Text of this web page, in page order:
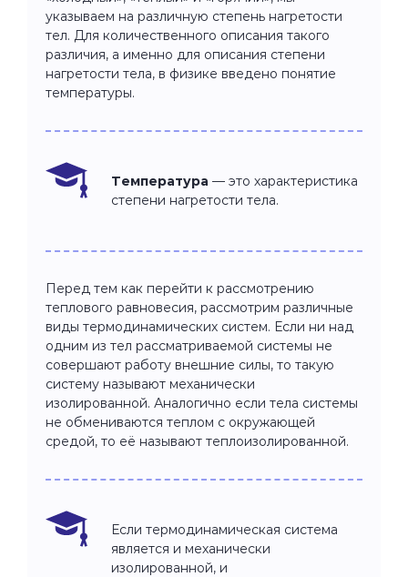
указываем на различную степень нагретости
тел. Для количественного описания такого
различия, а именно для описания степени
нагретости тела, в физике введено понятие
температуры.
Температура — это характеристика
степени нагретости тела.
Перед тем как перейти к рассмотрению
теплового равновесия, рассмотрим различные
виды термодинамических систем. Если ни над
одним из тел рассматриваемой системы не
совершают работу внешние силы, то такую
систему называют механически
изолированной. Аналогично если тела системы
не обмениваются теплом с окружающей
средой, то её называют теплоизолированной.
Если термодинамическая система
является и механически
изолированной, и